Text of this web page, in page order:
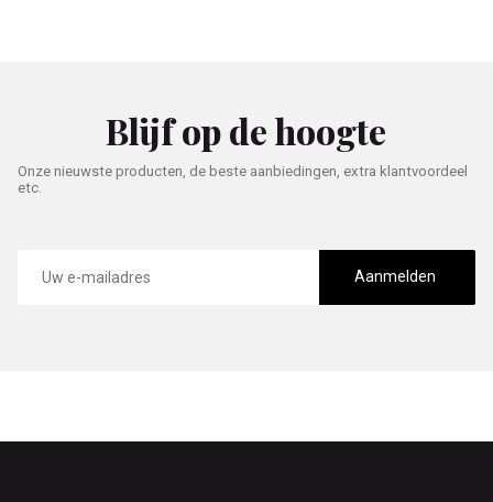
Blijf op de hoogte
Onze nieuwste producten, de beste aanbiedingen, extra klantvoordeel
etc.
mailadres
Aanmelden